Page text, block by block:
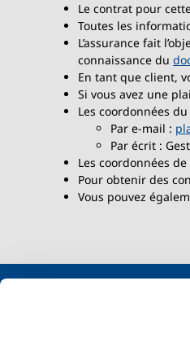
Le contrat pour
Toutes les
L’assurance fait
connaissance du
En tant que client,
Si vous avez une
Les coordonnées
Par e-mail :
Par écrit :
Les coordonnées
Pour obtenir des
Vous pouvez